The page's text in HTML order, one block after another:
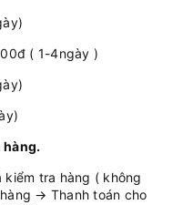
( 1-4ngày )
hàng.
tra hàng ( không
→ Thanh toán cho